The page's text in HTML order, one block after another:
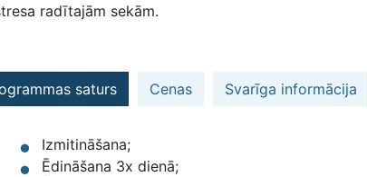
radītajām sekām.
saturs Cenas Svarīga informācija
Izmitināšana;
Ēdināšana 3x dienā;